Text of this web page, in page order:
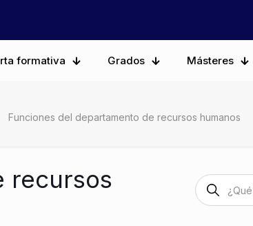
formativa Grados Másteres
Funciones del departamento de recursos humanos
recursos